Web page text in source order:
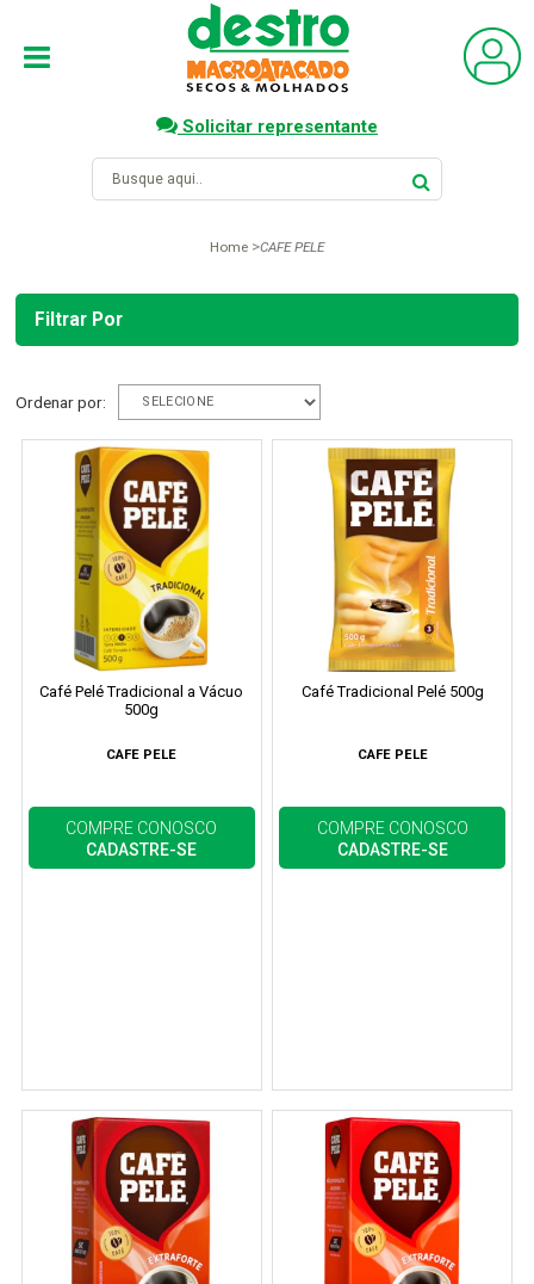
Solicitar representante
Home CAFE PELE
Filtrar Por
Ordenar por:
Café Pelé Tradicional a Vácuo
500g
CAFE PELE
COMPRE CONOSCO
CADASTRE-SE
Café Tradicional Pelé 500g
CAFE PELE
COMPRE CONOSCO
CADASTRE-SE